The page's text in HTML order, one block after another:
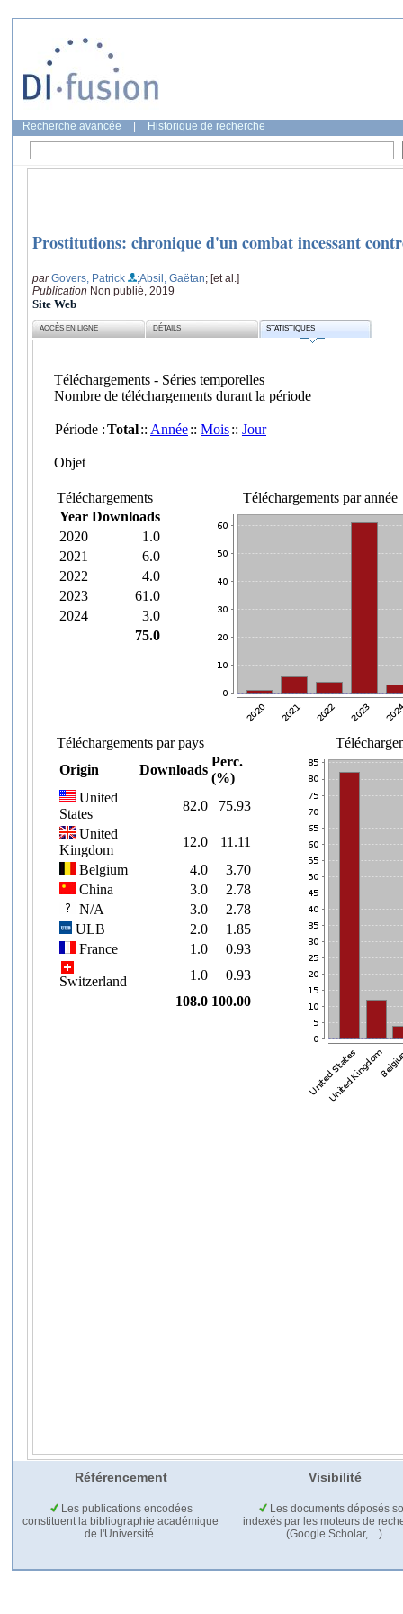
Recherche avancée Historique de recherche
Prostitutions: chronique d'un combat incessant
parGovers, Patrick ;Absil, Gaëtan; [et al.]
Publication Non publié, 2019
Site Web
ACCÈS EN LIGNE DÉTAILS STATISTIQUES
Référencement Visibilité
Les publications encodées
constituent la bibliographie académique
de l'Université.
Les documents déposés
indexés par les moteurs de
(Google Scholar,…).